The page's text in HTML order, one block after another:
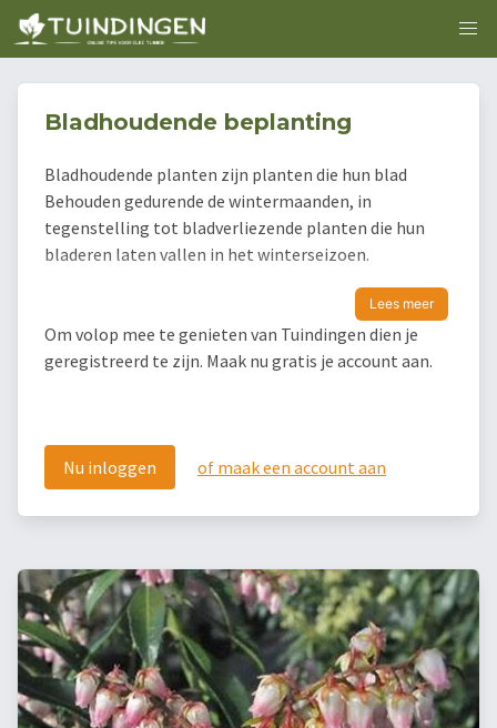
Bladhoudende beplanting
Bladhoudende planten zijn planten die hun blad
Behouden gedurende de wintermaanden, in
tegenstelling tot bladverliezende planten die hun
bladeren laten vallen in het winterseizoen.
Lees meer
Om volop mee te genieten van Tuindingen dien je
geregistreerd te zijn. Maak nu gratis je account aan.
Nu inloggen of maak een account aan